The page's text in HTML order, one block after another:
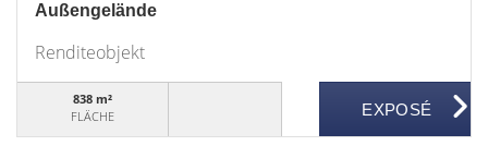
Außengelände
Renditeobjekt
838 m²
FLÄCHE